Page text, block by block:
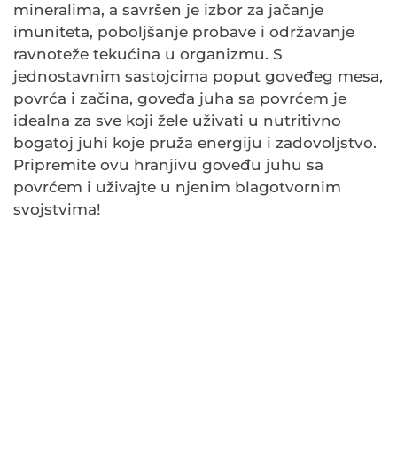
mineralima, a savršen je izbor za jačanje
imuniteta, poboljšanje probave i održavanje
ravnoteže tekućina u organizmu. S
jednostavnim sastojcima poput goveđeg mesa,
povrća i začina, goveđa juha sa povrćem je
idealna za sve koji žele uživati u nutritivno
bogatoj juhi koje pruža energiju i zadovoljstvo.
Pripremite ovu hranjivu goveđu juhu sa
povrćem i uživajte u njenim blagotvornim
svojstvima!